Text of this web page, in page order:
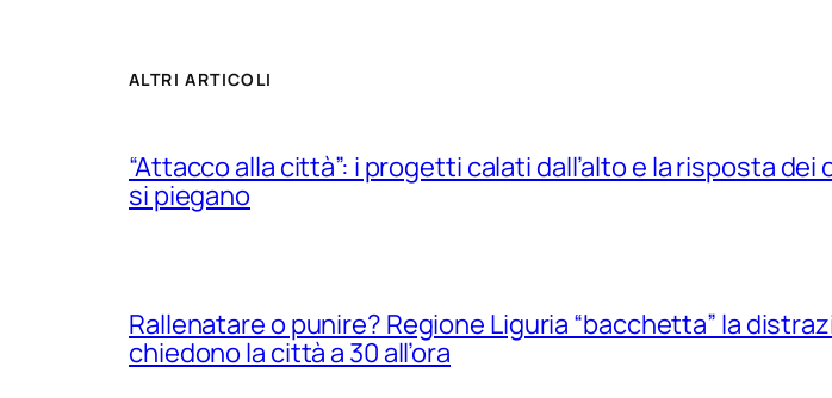
ALTRI ARTICOLI
“Attacco alla città”: i progetti calati dall’alto e la risposta
si piegano
Rallenatare o punire? Regione Liguria “bacchetta” la
chiedono la città a 30 all’ora